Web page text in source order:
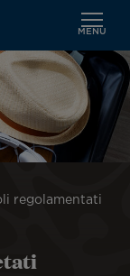
MENU
regolamentati